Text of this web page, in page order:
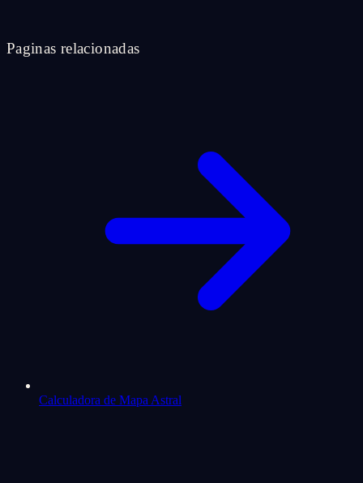
Paginas relacionadas
Calculadora de Mapa Astral